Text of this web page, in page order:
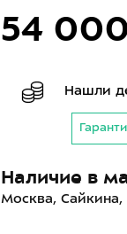
54
Нашли
Наличие в
Москва, Сайкина,